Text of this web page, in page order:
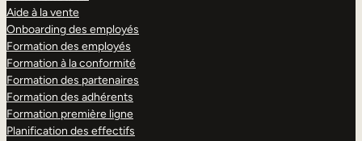
Aide à la vente
Onboarding des employés
Formation des employés
Formation à la conformité
Formation des partenaires
Formation des adhérents
Formation première ligne
Planification des effectifs